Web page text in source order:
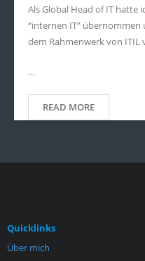
Als Global Head of IT hatte
“internen IT”
dem Rahmenwerk von ITIL
…
READ MORE
Quicklinks
Über mich